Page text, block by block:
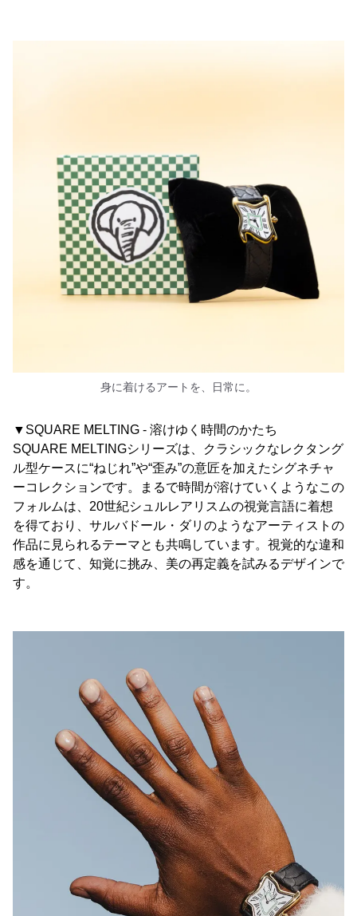
身に着けるアートを、日常に。
▼SQUARE MELTING - 溶けゆく時間のかたち
SQUARE MELTINGシリーズは、クラシックなレクタング
ル型ケースに“ねじれ”や“歪み”の意匠を加えたシグネチャ
ーコレクションです。まるで時間が溶けていくようなこの
フォルムは、20世紀シュルレアリスムの視覚言語に着想
を得ており、サルバドール・ダリのようなアーティストの
作品に見られるテーマとも共鳴しています。視覚的な違和
感を通じて、知覚に挑み、美の再定義を試みるデザインで
す。